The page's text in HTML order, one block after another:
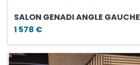
SALON GENADI ANGLE GAUCHE
1 578 €